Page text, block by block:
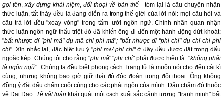
gọi tên,xây dựng khái niệm,đối thoại về bản thể- tóm lại là câu chuyện nhận
thức luận, tất thảy đều là đang diễn ra trong thế giới của lời nói: mọi câu hỏi và
câu trả lời đều "xoay vòng" trong tấm lưới ngôn ngữ. Chính nhãn quan nhận
thức luận ngôn ngữ thấu triệt đó đã khiến ông đi đến một hành động dứt khoát:
"bất nhược dĩ "phi mã" dụ mã chi phi mã"; "bất nhược dĩ "phi chỉ" dụ chỉ chi phi
chỉ". Xin nhắc lại, đặc biệt lưu ý "phi mã/ phi chỉ" ở đây đều được đặt trong dấu
ngoặc kép. Chúng tôi cho rằng "phi mã" "phi chỉ" phải được hiểu là: "không phải
là ngôn ngữ". Chúng ta đều biết phong cách Trang tử là muốn nói cho đến cái kì
cùng, nhưng không bao giờ giữ thái độ độc đoán trong đối thoại. Ông không
đồng ý đặt dấu chấm cuối cùng cho các phát ngôn của mình. Dấu chấm đó thuộc
về Đại Đạo. Tề vật luận khái quát một cách xuất sắc cảnh tượng "tranh minh" bất